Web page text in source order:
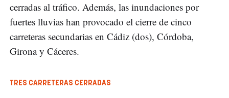
cerradas al tráfico. Además, las inundaciones por
fuertes lluvias han provocado el cierre de cinco
carreteras secundarias en Cádiz (dos), Córdoba,
Girona y Cáceres.
TRES CARRETERAS CERRADAS